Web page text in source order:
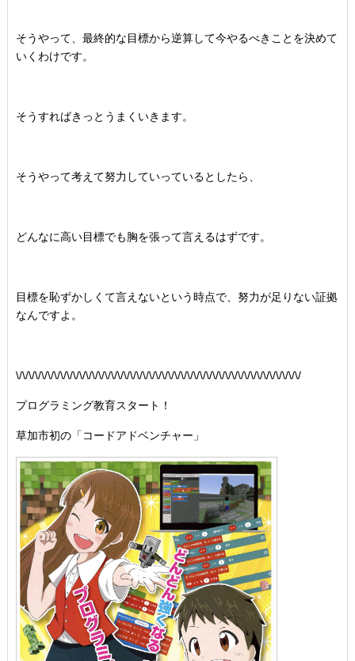
そうやって、最終的な目標から逆算して今やるべきことを決めて
いくわけです。
そうすればきっとうまくいきます。
そうやって考えて努力していっているとしたら、
どんなに高い目標でも胸を張って言えるはずです。
目標を恥ずかしくて言えないという時点で、努力が足りない証拠
なんですよ。
\/\/\/\/\/\/\/\/\/\/\/\/\/\/\/\/\/\/\/\/\/\/\/\/\/\/\/\/\/\/\/\/\/\/\/\/\/\/\/\/\/\/\/\/\/
プログラミング教育スタート！
草加市初の「コードアドベンチャー」